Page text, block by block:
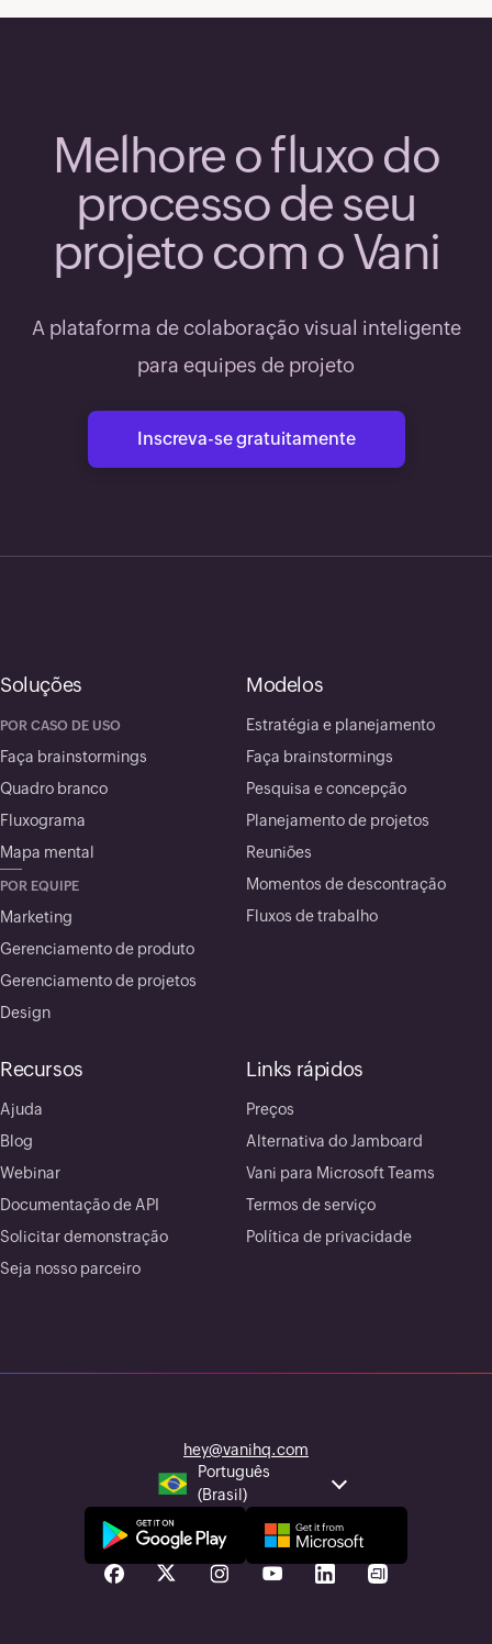
Melhore o fluxo do
processo de seu
projeto com o Vani
A plataforma de colaboração visual inteligente
para equipes de projeto
Inscreva-se gratuitamente
Soluções
POR CASO DE USO
Faça brainstormings
Quadro branco
Fluxograma
Mapa mental
POR EQUIPE
Marketing
Gerenciamento de produto
Gerenciamento de projetos
Design
Modelos
Estratégia e planejamento
Faça brainstormings
Pesquisa e concepção
Planejamento de projetos
Reuniões
Momentos de descontração
Fluxos de trabalho
Recursos
Ajuda
Blog
Webinar
Documentação de API
Solicitar demonstração
Seja nosso parceiro
Links rápidos
Preços
Alternativa do Jamboard
Vani para Microsoft Teams
Termos de serviço
Política de privacidade
hey@vanihq.com
Português
(Brasil)